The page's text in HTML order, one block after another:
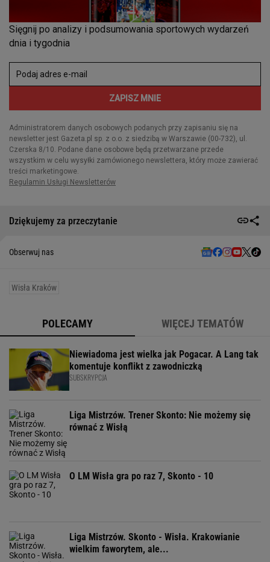
Dziękujemy za przeczytanie
Obserwuj nas
Wisła Kraków
POLECAMY WIĘCEJ TEMATÓW
Niewiadoma jest wielka jak Pogacar. A Lang tak
komentuje konflikt z zawodniczką
SUBSKRYPCJA
Liga Mistrzów. Trener Skonto: Nie możemy się
równać z Wisłą
O LM Wisła gra po raz 7, Skonto - 10
Liga Mistrzów. Skonto - Wisła. Krakowianie
wielkim faworytem, ale...